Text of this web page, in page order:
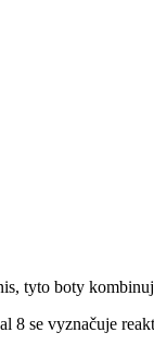
tyto boty
se vyznačuje